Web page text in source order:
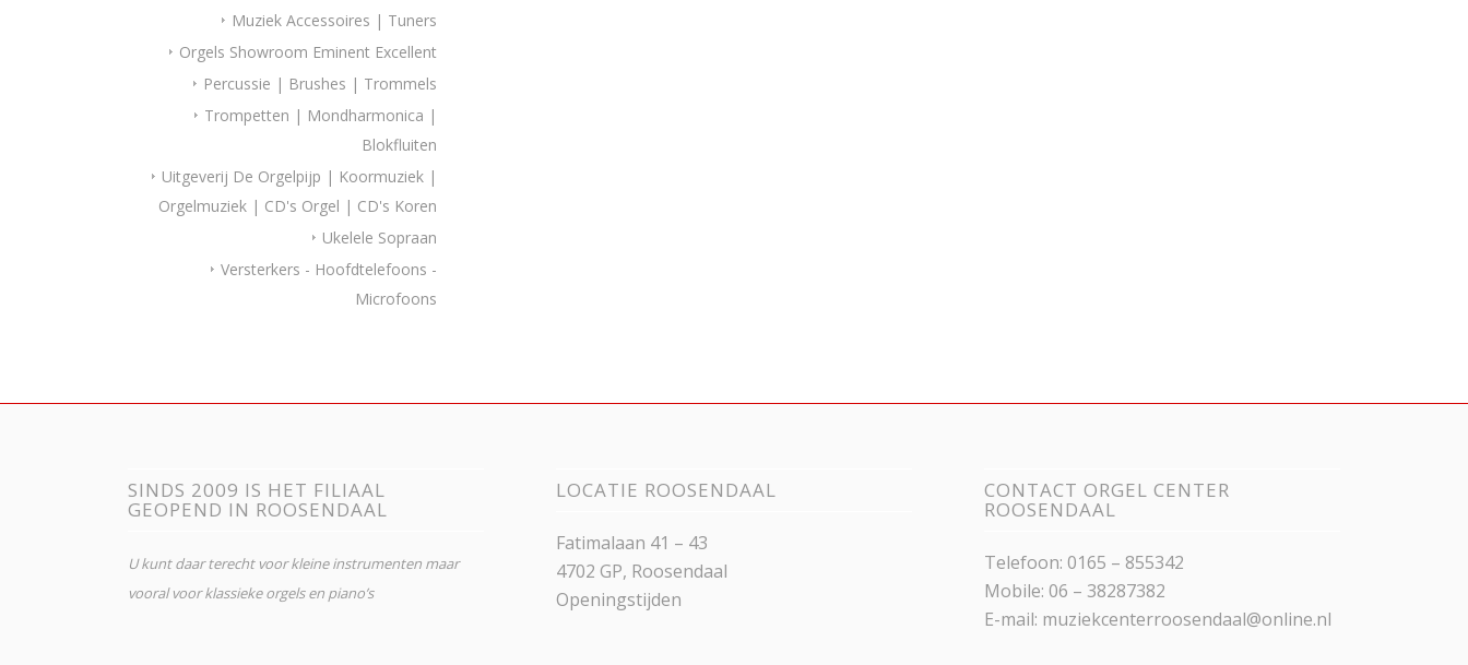
Muziek Accessoires | Tuners
Orgels Showroom Eminent Excellent
Percussie | Brushes | Trommels
Trompetten | Mondharmonica |
Blokfluiten
Uitgeverij De Orgelpijp | Koormuziek |
Orgelmuziek | CD's Orgel | CD's Koren
Ukelele Sopraan
Versterkers - Hoofdtelefoons -
Microfoons
SINDS 2009 IS HET FILIAAL
GEOPEND IN ROOSENDAAL
U kunt daar terecht voor kleine instrumenten maar
vooral voor klassieke orgels en piano’s
LOCATIE ROOSENDAAL
Fatimalaan 41 – 43
4702 GP, Roosendaal
Openingstijden
CONTACT ORGEL CENTER
ROOSENDAAL
Telefoon: 0165 – 855342
Mobile: 06 – 38287382
E-mail: muziekcenterroosendaal@online.nl